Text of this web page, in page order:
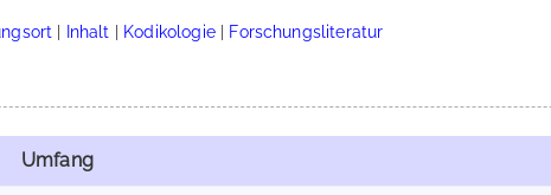
| Inhalt | Kodikologie| Forschungsliteratur
Umfang